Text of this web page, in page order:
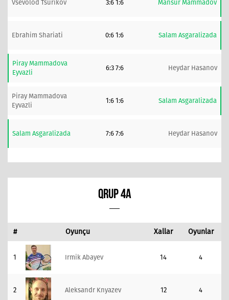
Vsevolod Tsurikov 3:6 1:6 Mansur Mammadov
Ebrahim Shariati 0:6 1:6 Salam Asgaralizada
Piray Mammadova
Eyvazli
6:3 7:6 Heydar Hasanov
Piray Mammadova
Eyvazli
1:6 1:6 Salam Asgaralizada
Salam Asgaralizada 7:6 7:6 Heydar Hasanov
QRUP 4A
# Oyunçu Xallar Oyunlar
1 Irmik Abayev 14 4
2 Aleksandr Knyazev 12 4